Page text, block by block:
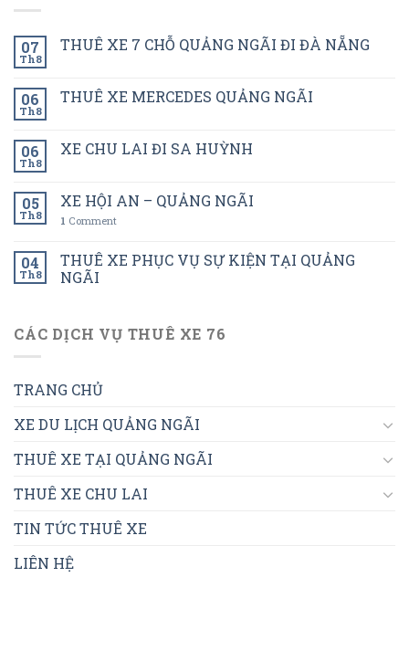
07
Th8
THUÊ XE 7 CHỖ QUẢNG NGÃI ĐI ĐÀ NẴNG
06
Th8
THUÊ XE MERCEDES QUẢNG NGÃI
06
Th8
XE CHU LAI ĐI SA HUỲNH
05
Th8
XE HỘI AN – QUẢNG NGÃI
1 Comment
04
Th8
THUÊ XE PHỤC VỤ SỰ KIỆN TẠI QUẢNG
NGÃI
CÁC DỊCH VỤ THUÊ XE 76
TRANG CHỦ
XE DU LỊCH QUẢNG NGÃI
THUÊ XE TẠI QUẢNG NGÃI
THUÊ XE CHU LAI
TIN TỨC THUÊ XE
LIÊN HỆ